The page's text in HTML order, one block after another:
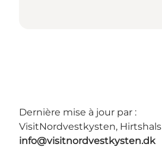
Dernière mise à jour par :
VisitNordvestkysten, Hirtshals
info@visitnordvestkysten.dk